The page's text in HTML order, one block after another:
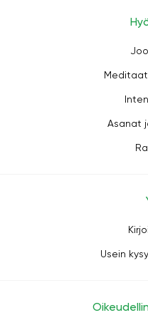
Asanat
Usein